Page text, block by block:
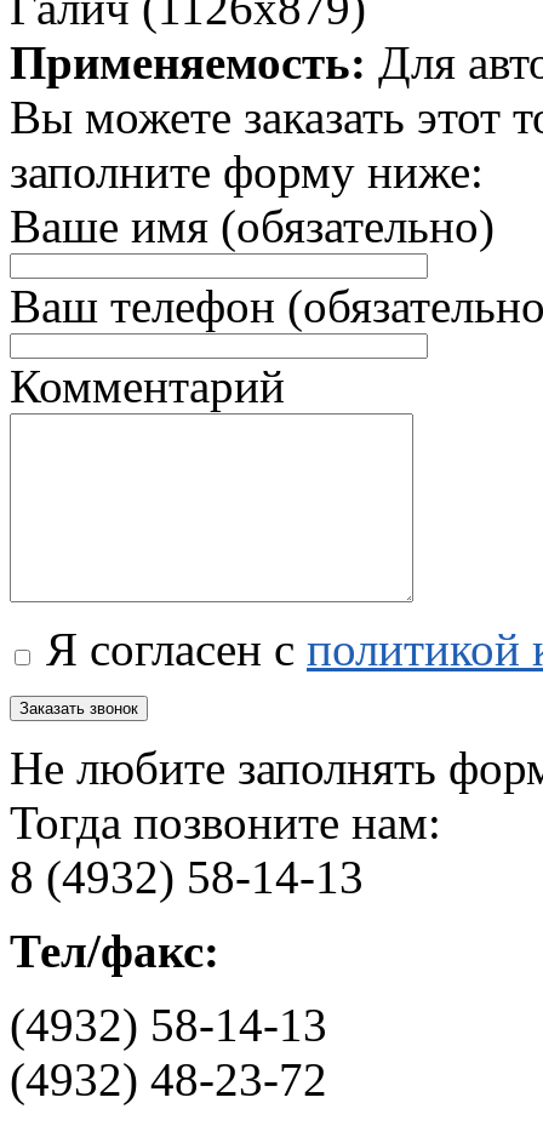
Применяемость: Для
Вы можете заказать этот
заполните форму ниже:
Ваше имя (обязательно)
Ваш телефон
Комментарий
Я согласен с политикой
Не любите заполнять
Тогда позвоните нам:
8 (4932) 58-14-13
Тел/факс:
(4932) 58-14-13
(4932) 48-23-72